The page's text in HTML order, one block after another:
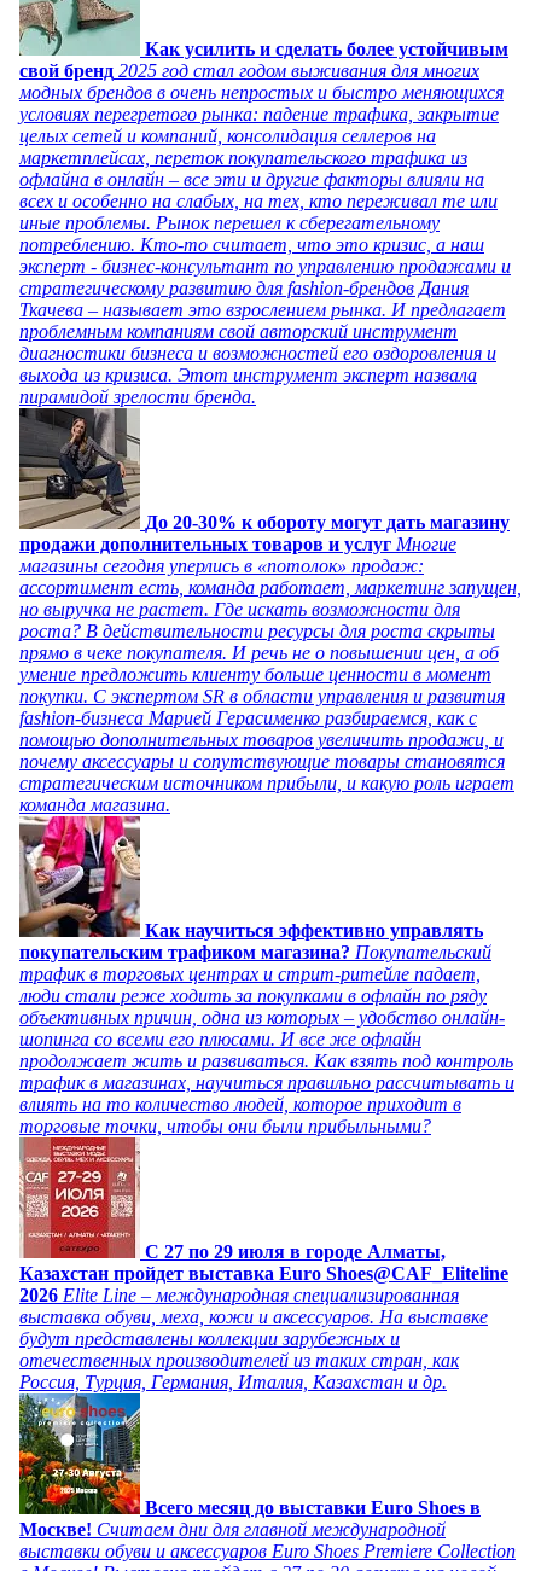
Как усилить и сделать более устойчивым
свой бренд 2025 год стал годом выживания для многих
модных брендов в очень непростых и быстро меняющихся
условиях перегретого рынка: падение трафика, закрытие
целых сетей и компаний, консолидация селлеров на
маркетплейсах, переток покупательского трафика из
офлайна в онлайн – все эти и другие факторы влияли на
всех и особенно на слабых, на тех, кто переживал те или
иные проблемы. Рынок перешел к сберегательному
потреблению. Кто-то считает, что это кризис, а наш
эксперт - бизнес-консультант по управлению продажами и
стратегическому развитию для fashion-брендов Дания
Ткачева – называет это взрослением рынка. И предлагает
проблемным компаниям свой авторский инструмент
диагностики бизнеса и возможностей его оздоровления и
выхода из кризиса. Этот инструмент эксперт назвала
пирамидой зрелости бренда.
До 20-30% к обороту могут дать магазину
продажи дополнительных товаров и услуг Многие
магазины сегодня уперлись в «потолок» продаж:
ассортимент есть, команда работает, маркетинг запущен,
но выручка не растет. Где искать возможности для
роста? В действительности ресурсы для роста скрыты
прямо в чеке покупателя. И речь не о повышении цен, а об
умение предложить клиенту больше ценности в момент
покупки. С экспертом SR в области управления и развития
fashion-бизнеса Марией Герасименко разбираемся, как с
помощью дополнительных товаров увеличить продажи, и
почему аксессуары и сопутствующие товары становятся
стратегическим источником прибыли, и какую роль играет
команда магазина.
Как научиться эффективно управлять
покупательским трафиком магазина? Покупательский
трафик в торговых центрах и стрит-ритейле падает,
люди стали реже ходить за покупками в офлайн по ряду
объективных причин, одна из которых – удобство онлайн-
шопинга со всеми его плюсами. И все же офлайн
продолжает жить и развиваться. Как взять под контроль
трафик в магазинах, научиться правильно рассчитывать и
влиять на то количество людей, которое приходит в
торговые точки, чтобы они были прибыльными?
C 27 по 29 июля в городе Алматы,
Казахстан пройдет выставка Euro Shoes@CAF_Eliteline
2026 Elite Line – международная специализированная
выставка обуви, меха, кожи и аксессуаров. На выставке
будут представлены коллекции зарубежных и
отечественных производителей из таких стран, как
Россия, Турция, Германия, Италия, Казахстан и др.
Всего месяц до выставки Euro Shoes в
Москве! Считаем дни для главной международной
выставки обуви и аксессуаров Euro Shoes Premiere Collection